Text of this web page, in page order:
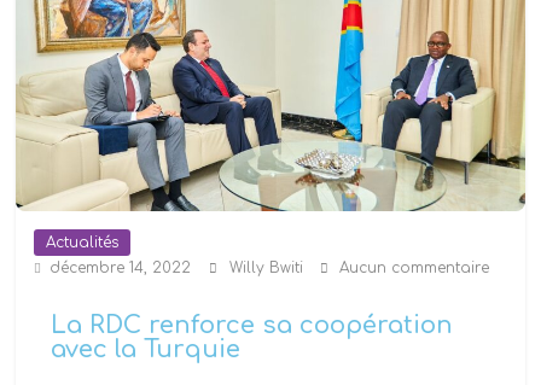
Cour des comptes-Maniema /
Gestion des faits : Mousse
Kabwankubi Moïse et Kingalu
Masimango Bienvenu, sommés
de prouver leur innocence dans
un délai d’un mois sur les
opérations des fonds publics
d’un montant de 840 millions de
la délivrance des passeports
au Burundi – Des millions de
Congolais littéralement piégés
Actualités
décembre 14, 2022
Willy Bwiti Aucun commentaire
La RDC renforce sa coopération
avec la Turquie